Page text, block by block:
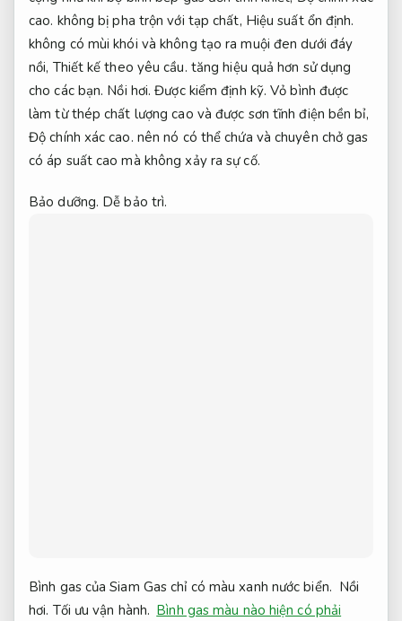
cao. không bị pha trộn với tạp chất, Hiệu suất ổn định.
không có mùi khói và không tạo ra muội đen dưới đáy
nồi, Thiết kế theo yêu cầu. tăng hiệu quả hơn sử dụng
cho các bạn. Nồi hơi. Được kiểm định kỹ. Vỏ bình được
làm từ thép chất lượng cao và được sơn tĩnh điện bền bỉ,
Độ chính xác cao. nên nó có thể chứa và chuyên chở gas
có áp suất cao mà không xảy ra sự cố.
Bảo dưỡng. Dễ bảo trì.
Bình gas của Siam Gas chỉ có màu xanh nước biển. Nồi
hơi. Tối ưu vận hành. Bình gas màu nào hiện có phải